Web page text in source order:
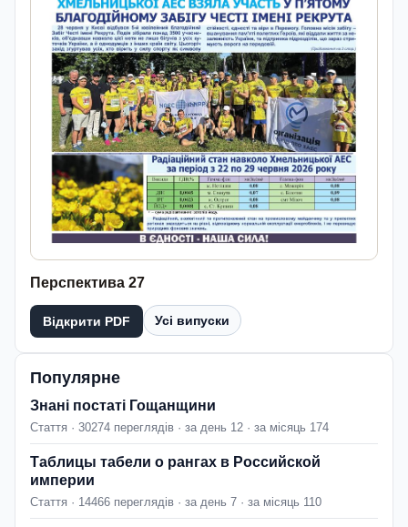
Перспектива 27
Відкрити PDF Усі випуски
Популярне
Знані постаті Гощанщини
Стаття · 30274 переглядів · за день 12 · за місяць 174
Таблицы табели о рангах в Российской
империи
Стаття · 14466 переглядів · за день 7 · за місяць 110